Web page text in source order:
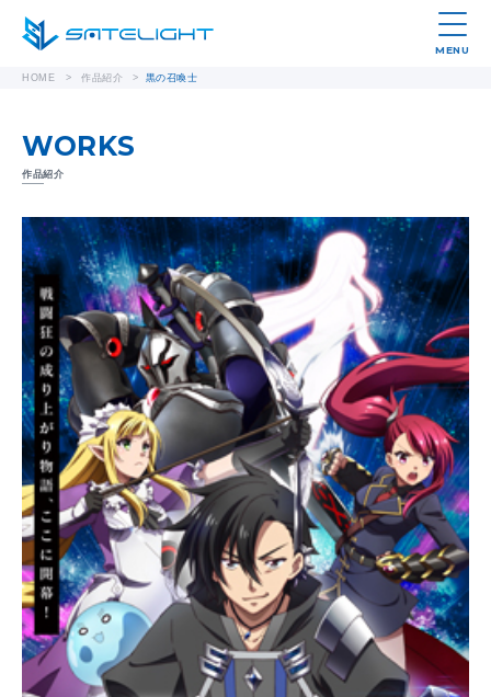
MENU
HOME > 作品紹介 > 黒の召喚士
WORKS
作品紹介